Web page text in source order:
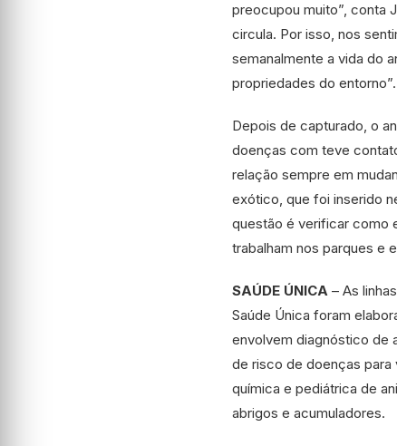
preocupou muito”, conta
circula. Por isso, nos
semanalmente a vida do
propriedades do entorno”.
Depois de capturado, o
doenças com teve
relação sempre em
exótico, que foi inserido
questão é verificar como
trabalham nos parques e
SAÚDE ÚNICA – As
Saúde Única foram
envolvem diagnóstico de
de risco de doenças para
química e pediátrica de
abrigos e acumuladores.